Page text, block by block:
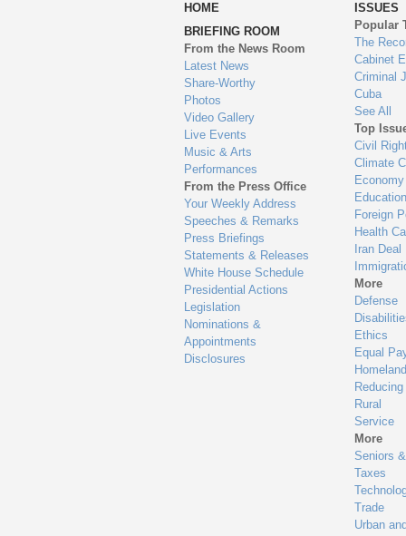
to
HOME
BRIEFING ROOM
From the News Room
Latest News
Share-Worthy
Photos
Video Gallery
Live Events
Music & Arts
Performances
From the Press Office
Your Weekly Address
Speeches & Remarks
Press Briefings
Statements & Releases
White House Schedule
Presidential Actions
Legislation
Nominations &
Appointments
Disclosures
ISSUES
Popular
The
Cabinet
Criminal
Cuba
See All
Top
Civil
Climate
Economy
Education
Foreign
Health
Iran Deal
More
Defense
Ethics
Equal
Rural
Service
More
Seniors
Taxes
Trade
Urban